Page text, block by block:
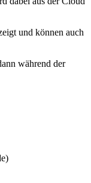
und können auch
während der